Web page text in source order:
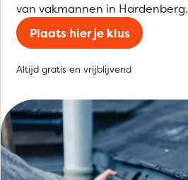
van vakmannen in Hardenberg.
Plaats hier je klus
Altijd gratis en vrijblijvend